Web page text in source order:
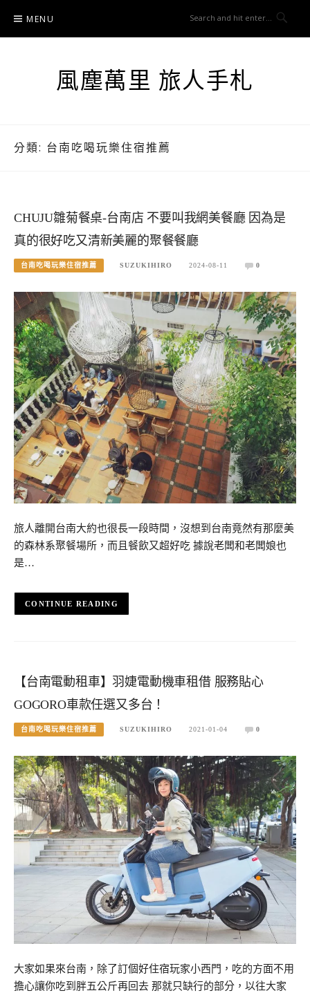
content
MENU
風塵萬里 旅人手札
分類: 台南吃喝玩樂住宿推薦
CHUJU雛菊餐桌-台南店 不要叫我網美餐廳 因為是
真的很好吃又清新美麗的聚餐餐廳
台南吃喝玩樂住宿推薦 SUZUKIHIRO 2024-08-11 0
旅人離開台南大約也很長一段時間，沒想到台南竟然有那麼美
的森林系聚餐場所，而且餐飲又超好吃 據說老闆和老闆娘也
是…
CONTINUE READING
【台南電動租車】羽婕電動機車租借 服務貼心
GOGORO車款任選又多台！
台南吃喝玩樂住宿推薦 SUZUKIHIRO 2021-01-04 0
大家如果來台南，除了訂個好住宿玩家小西門，吃的方面不用
擔心讓你吃到胖五公斤再回去 那就只缺行的部分，以往大家